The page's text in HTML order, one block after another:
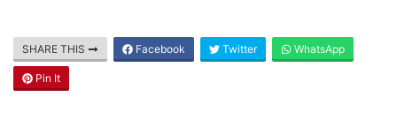
SHARE THIS Facebook Twitter WhatsApp
Pin It